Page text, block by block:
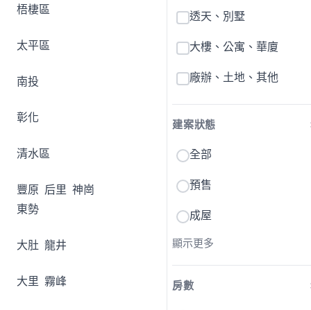
梧棲區
太平區
南投
彰化
清水區
豐原 后里 神崗
東勢
大肚 龍井
大里 霧峰
透天、別墅
大樓、公寓、華廈
廠辦、土地、其他
建案狀態
全部
預售
成屋
顯示更多
房數